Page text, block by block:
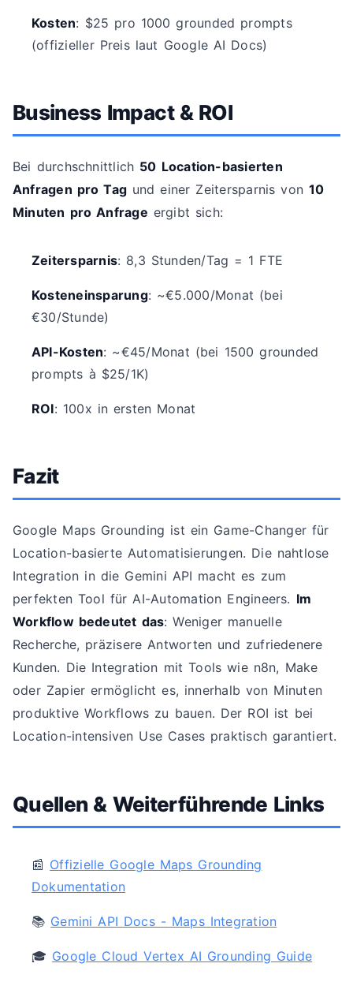
Kosten: $25 pro 1000 grounded prompts
(offizieller Preis laut Google AI Docs)
Business Impact & ROI
Bei durchschnittlich 50 Location-basierten
Anfragen pro Tag und einer Zeitersparnis von10
Minuten pro Anfrage ergibt sich:
Zeitersparnis: 8,3 Stunden/Tag = 1 FTE
Kosteneinsparung: ~€5.000/Monat (bei
€30/Stunde)
API-Kosten: ~€45/Monat (bei 1500 grounded
prompts à $25/1K)
ROI: 100x in ersten Monat
Fazit
Google Maps Grounding ist ein Game-Changer für
Location-basierte Automatisierungen. Die nahtlose
Integration in die Gemini API macht es zum
perfekten Tool für AI-Automation Engineers. Im
Workflow bedeutet das: Weniger manuelle
Recherche, präzisere Antworten und zufriedenere
Kunden. Die Integration mit Tools wie n8n, Make
oder Zapier ermöglicht es, innerhalb von Minuten
produktive Workflows zu bauen. Der ROI ist bei
Location-intensiven Use Cases praktisch garantiert.
Quellen & Weiterführende Links
📰 Offizielle Google Maps Grounding
Dokumentation
📚 Gemini API Docs - Maps Integration
🎓 Google Cloud Vertex AI Grounding Guide